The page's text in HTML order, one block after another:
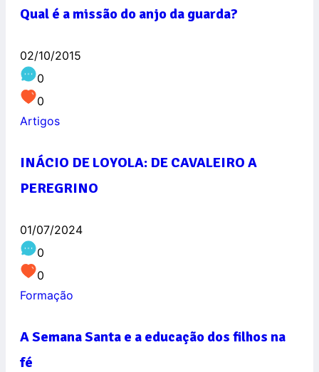
Qual é a missão do anjo da guarda?
02/10/2015
0
0
Artigos
INÁCIO DE LOYOLA: DE CAVALEIRO A
PEREGRINO
01/07/2024
0
0
Formação
A Semana Santa e a educação dos filhos na
fé